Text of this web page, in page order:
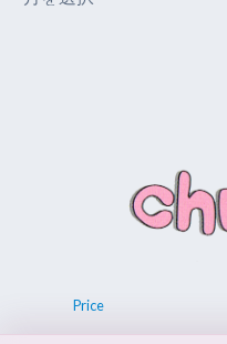
ー
Price